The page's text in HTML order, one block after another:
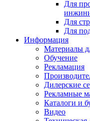
Для
Для
Для
Информация
Материалы
Обучение
Рекламация
Дилерские
Рекламные
Каталоги и
Видео